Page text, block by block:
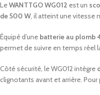
LeWANTTGO WG012 est un
de 500 W, il atteint une vitesse
Équipé d’une batterie au plomb
permet de suivre en temps réel
Côté sécurité, le WG012 intègre
clignotants avant et arrière.